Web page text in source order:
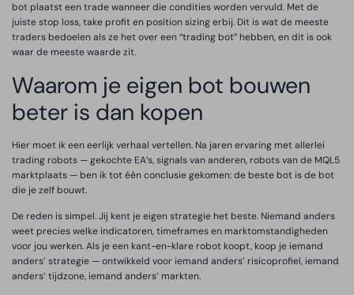
bot plaatst een trade wanneer die condities worden vervuld. Met de
juiste stop loss, take profit en position sizing erbij. Dit is wat de meeste
traders bedoelen als ze het over een “trading bot” hebben, en dit is ook
waar de meeste waarde zit.
Waarom je eigen bot bouwen
beter is dan kopen
Hier moet ik een eerlijk verhaal vertellen. Na jaren ervaring met allerlei
trading robots — gekochte EA’s, signals van anderen, robots van de MQL5
marktplaats — ben ik tot één conclusie gekomen: de beste bot is de bot
die je zelf bouwt.
De reden is simpel. Jij kent je eigen strategie het beste. Niemand anders
weet precies welke indicatoren, timeframes en marktomstandigheden
voor jou werken. Als je een kant-en-klare robot koopt, koop je iemand
anders’ strategie — ontwikkeld voor iemand anders’ risicoprofiel, iemand
anders’ tijdzone, iemand anders’ markten.